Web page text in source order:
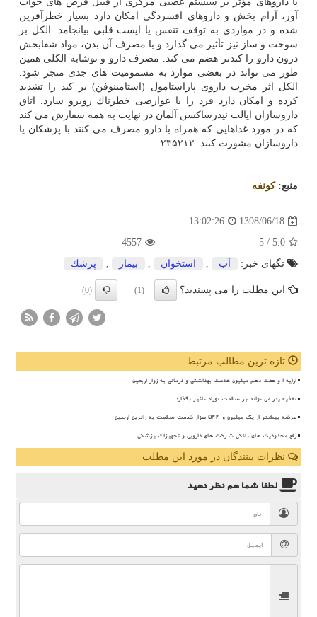
آور، آرام بخش و داروهای افسردگی امكان دارد بسیار خطرآفرین
شده و در مواردی به توقف تنفس یا ایست قلبی بیانجامد. الكل بر
سوخت و ساز نیز تأثیر می گذارد و با مصرف آن بدن، مواد شفابخش
درون دارو را كندتر هضم می كند. مصرف دارو و نوشابه الكلی همین
طور می تواند در بعضی موارد به مسمومیت های جدی منجر شود.
الكل اثر مخرب داروی پاراستامول (استامینوفن) بر كبد را تشدید
كرده و امكان دارد فرد را با عوارضی خطرناك روبرو سازد. اتاق
داروسازان ایالت نیدرساكسن آلمان در نهایت به همه سفارش می كند
كه در مورد غذاهایی كه همراه با دارو مصرف می كنند با پزشكان یا
داروسازان مشورت كنند. ۲۳۵۲۱۲
منبع:كونفه
1398/06/18
13:02:26
5.0
/ 5
4557
تگهای خبر:
آب , استخوان , بیمار , پزشك
این مطلب را می پسندید؟ (1)
(0)
تازه ترین مطالب مرتبط
ارایه ۱ و هفت دهم میلیون خدمت بهداشتی و درمانی به زوار اربعین
تغذیه پدر می تواند بر سلامت نوزاد تاثیر بگذارد
عرضه بیشتر از یک میلیون و ۵۴۴ هزار خدمت سلامت به زائرین اربعین
رفع محدودیت های بانکی شرکت های دارویی و تجهیزات پزشکی
نظرات بینندگان در مورد این مطلب
لطفا شما همنظر دهید